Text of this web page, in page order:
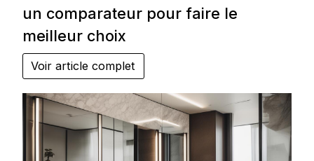
un comparateur pour faire le
meilleur choix
Voir article complet